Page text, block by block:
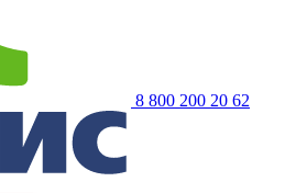
8 800 200 20 62